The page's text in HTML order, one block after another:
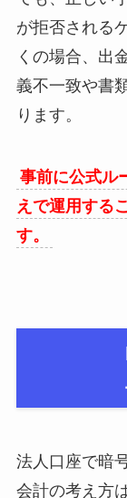
が拒否される
くの場合、出
義不一致や書
ります。
事前に公式ル
えで運用する
す。
法人口座で暗
会計の考え方